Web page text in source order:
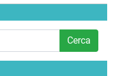
Cerca